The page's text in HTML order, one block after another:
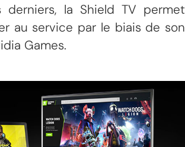
derniers, la Shield TV permet
au service par le biais de son
Games.